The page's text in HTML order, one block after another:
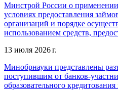
Минстрой России о
условиях предоставления
организаций и порядке
использованием средств,
13 июля 2026 г.
Минобрнауки представлены
поступившим от банков-
образовательного кредитования